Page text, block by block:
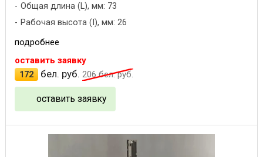
Общая длина (L), мм: 73
Рабочая высота (I), мм: 26
подробнее
оставить заявку
172
бел. руб. 206бел. руб.
оставить заявку